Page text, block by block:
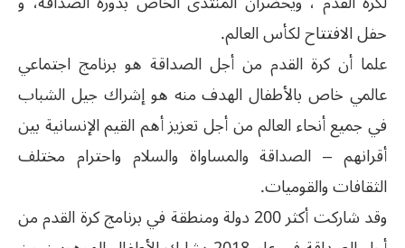
حفل الافتتاح لكأس العالم.
علما أن كرة القدم من أجل الصداقة هو برنامج اجتماعي
عالمي خاص بالأطفال الهدف منه هو إشراك جيل الشباب
في جميع أنحاء العالم من أجل تعزيز أهم القيم الإنسانية بين
أقرانهم – الصداقة والمساواة والسلام واحترام مختلف
الثقافات والقوميات.
وقد شاركت أكثر 200 دولة ومنطقة في برنامج كرة القدم من